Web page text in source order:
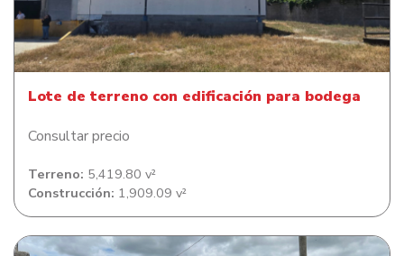
Lote de terreno con edificación para bodega
Lote de terreno con edificación para bodega
Consultar precio
Terreno: 5,419.80 v²
Construcción: 1,909.09 v²